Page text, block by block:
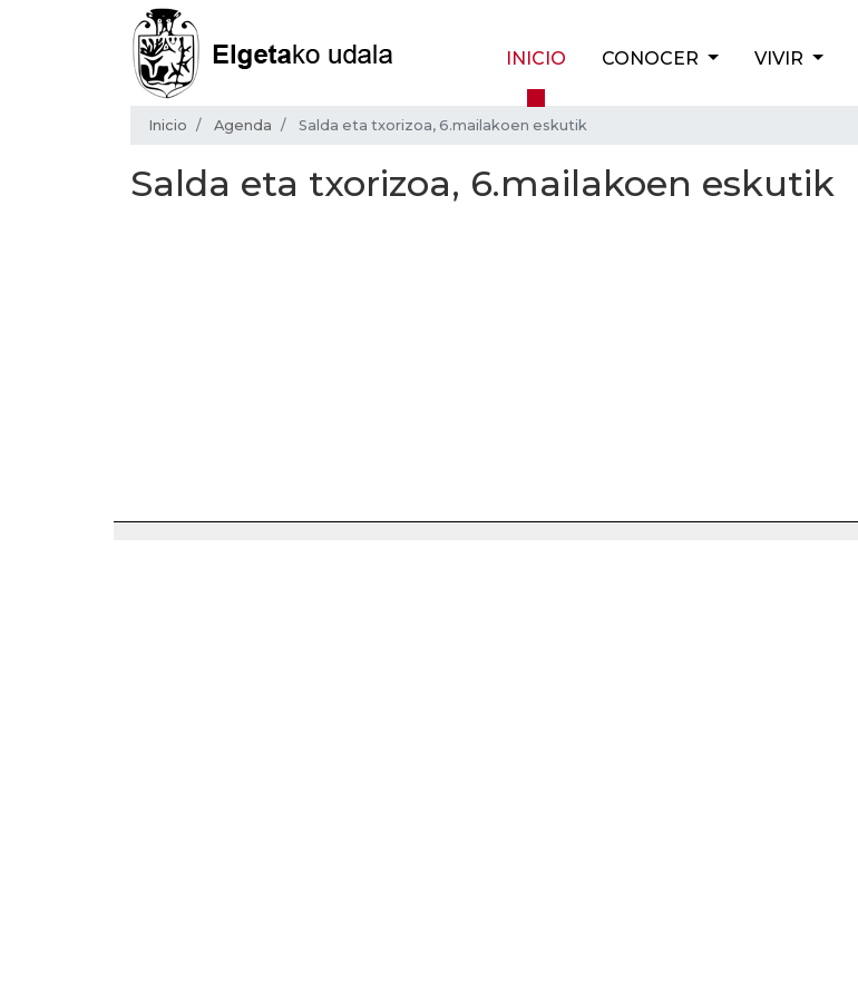
INICIO CONOCER VIVIR
Inicio Agenda Salda eta txorizoa, 6.mailakoen eskutik
Salda eta txorizoa, 6.mailakoen eskutik